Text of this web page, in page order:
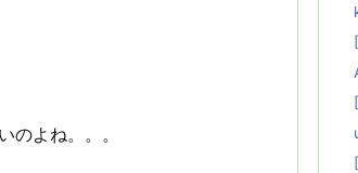
のよね。。。